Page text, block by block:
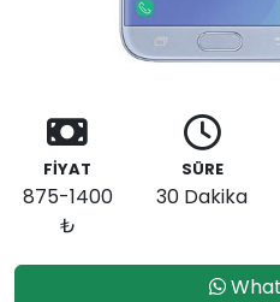
FİYAT
875-1400
₺
SÜRE
30 Dakika